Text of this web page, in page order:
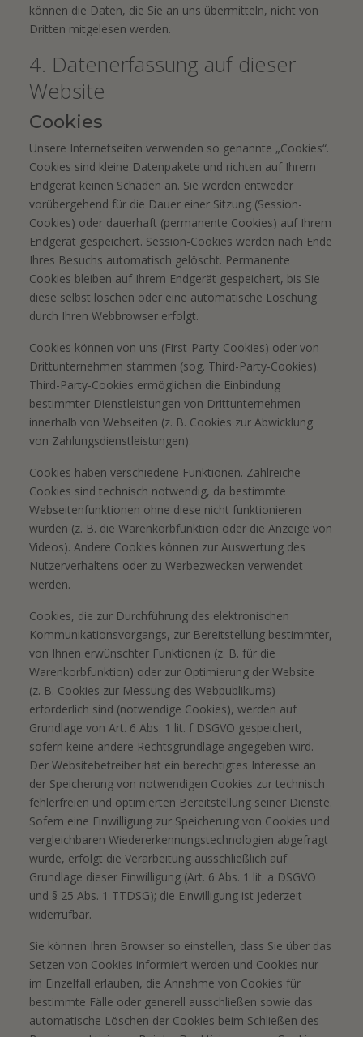
können die Daten, die Sie an uns übermitteln, nicht von
Dritten mitgelesen werden.
4. Datenerfassung auf dieser
Website
Cookies
Unsere Internetseiten verwenden so genannte „Cookies“.
Cookies sind kleine Datenpakete und richten auf Ihrem
Endgerät keinen Schaden an. Sie werden entweder
vorübergehend für die Dauer einer Sitzung (Session-
Cookies) oder dauerhaft (permanente Cookies) auf Ihrem
Endgerät gespeichert. Session-Cookies werden nach Ende
Ihres Besuchs automatisch gelöscht. Permanente
Cookies bleiben auf Ihrem Endgerät gespeichert, bis Sie
diese selbst löschen oder eine automatische Löschung
durch Ihren Webbrowser erfolgt.
Cookies können von uns (First-Party-Cookies) oder von
Drittunternehmen stammen (sog. Third-Party-Cookies).
Third-Party-Cookies ermöglichen die Einbindung
bestimmter Dienstleistungen von Drittunternehmen
innerhalb von Webseiten (z. B. Cookies zur Abwicklung
von Zahlungsdienstleistungen).
Cookies haben verschiedene Funktionen. Zahlreiche
Cookies sind technisch notwendig, da bestimmte
Webseitenfunktionen ohne diese nicht funktionieren
würden (z. B. die Warenkorbfunktion oder die Anzeige von
Videos). Andere Cookies können zur Auswertung des
Nutzerverhaltens oder zu Werbezwecken verwendet
werden.
Cookies, die zur Durchführung des elektronischen
Kommunikationsvorgangs, zur Bereitstellung bestimmter,
von Ihnen erwünschter Funktionen (z. B. für die
Warenkorbfunktion) oder zur Optimierung der Website
(z. B. Cookies zur Messung des Webpublikums)
erforderlich sind (notwendige Cookies), werden auf
Grundlage von Art. 6 Abs. 1 lit. f DSGVO gespeichert,
sofern keine andere Rechtsgrundlage angegeben wird.
Der Websitebetreiber hat ein berechtigtes Interesse an
der Speicherung von notwendigen Cookies zur technisch
fehlerfreien und optimierten Bereitstellung seiner Dienste.
Sofern eine Einwilligung zur Speicherung von Cookies und
vergleichbaren Wiedererkennungstechnologien abgefragt
wurde, erfolgt die Verarbeitung ausschließlich auf
Grundlage dieser Einwilligung (Art. 6 Abs. 1 lit. a DSGVO
und § 25 Abs. 1 TTDSG); die Einwilligung ist jederzeit
widerrufbar.
Sie können Ihren Browser so einstellen, dass Sie über das
Setzen von Cookies informiert werden und Cookies nur
im Einzelfall erlauben, die Annahme von Cookies für
bestimmte Fälle oder generell ausschließen sowie das
automatische Löschen der Cookies beim Schließen des